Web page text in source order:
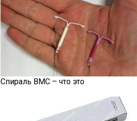
Спираль ВМС – что это